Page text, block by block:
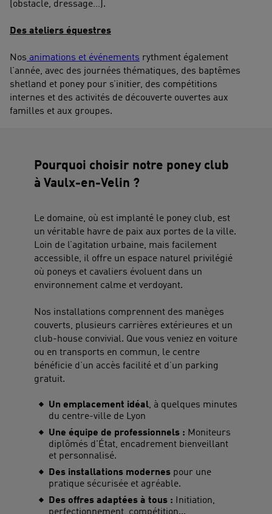
(obstacle, dressage…).
Des ateliers équestres
Nos animations et événements rythment également
l’année, avec des journées thématiques, des baptêmes
shetland et poney pour s’initier, des compétitions
internes et des activités de découverte ouvertes aux
familles et aux groupes.
Pourquoi choisir notre poney club
à Vaulx-en-Velin ?
Le domaine, où est implanté le poney club, est
un véritable havre de paix aux portes de la ville.
Loin de l’agitation urbaine, mais facilement
accessible, il offre un espace naturel privilégié
où poneys et cavaliers évoluent dans un
environnement calme et verdoyant.
Nos installations comprennent des manèges
couverts, plusieurs carrières extérieures et un
club-house convivial. Que vous veniez en voiture
ou en transports en commun, le centre
bénéficie d’un accès facilité et d’un parking
gratuit.
Un emplacement idéal, à quelques minutes
du centre-ville de Lyon
Une équipe de professionnels : Moniteurs
diplômés d'État, encadrement bienveillant
et personnalisé.
Des installations modernes pour une
pratique sécurisée et agréable.
Des offres adaptées à tous : Initiation,
perfectionnement, compétition...